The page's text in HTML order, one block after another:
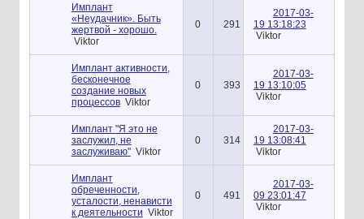
Имплант
«Неудачник». Быть
жертвой - хорошо.
Viktor
0 291
2017-03-
19 13:18:23
Viktor
Имплант активности,
бесконечное
создание новых
процессов Viktor
0 393
2017-03-
19 13:10:05
Viktor
Имплант "Я это не
заслужил, не
заслуживаю" Viktor
0 314
2017-03-
19 13:08:41
Viktor
Имплант
обреченности,
усталости, ненависти
к деятельности Viktor
0 491
2017-03-
09 23:01:47
Viktor